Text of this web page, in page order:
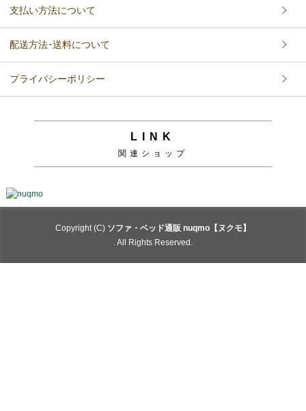
支払い方法について
配送方法･送料について
プライバシーポリシー
LINK
関連ショップ
Copyright (C) ソファ・ベッド通販 nuqmo【ヌクモ】
. All Rights Reserved.